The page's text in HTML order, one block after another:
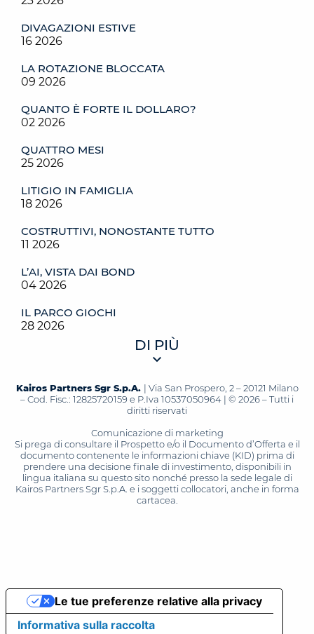
DIVAGAZIONI ESTIVE
16 2026
LA ROTAZIONE BLOCCATA
09 2026
QUANTO È FORTE IL DOLLARO?
02 2026
QUATTRO MESI
25 2026
LITIGIO IN FAMIGLIA
18 2026
COSTRUTTIVI, NONOSTANTE TUTTO
11 2026
L’AI, VISTA DAI BOND
04 2026
IL PARCO GIOCHI
28 2026
DI PIÙ
Kairos Partners Sgr S.p.A. | Via San Prospero, 2 – 20121 Milano
– Cod. Fisc.: 12825720159 e P.Iva 10537050964 | © 2026 – Tutti i
diritti riservati
Comunicazione di marketing
Si prega di consultare il Prospetto e/o il Documento d’Offerta e il
documento contenente le informazioni chiave (KID) prima di
prendere una decisione finale di investimento, disponibili in
lingua italiana su questo sito nonché presso la sede legale di
Kairos Partners Sgr S.p.A. e i soggetti collocatori, anche in forma
cartacea.
Informativa sulla raccolta
Le tue preferenze relative alla privacy